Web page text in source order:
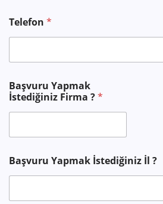
Telefon*
Başvuru Yapmak
İstediğiniz Firma ?*
Başvuru Yapmak İstediğiniz İl ?